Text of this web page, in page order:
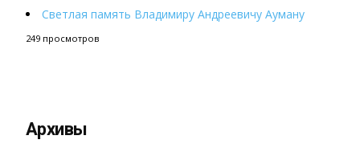
Светлая память Владимиру Андреевичу Ауману
249 просмотров
Архивы